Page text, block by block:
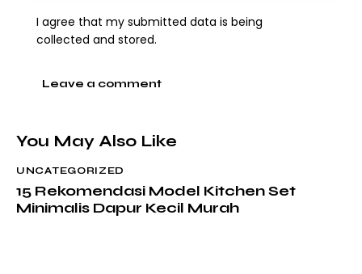
I agree that my submitted data is being
collected and stored.
You May Also Like
UNCATEGORIZED
15 Rekomendasi Model Kitchen Set
Minimalis Dapur Kecil Murah